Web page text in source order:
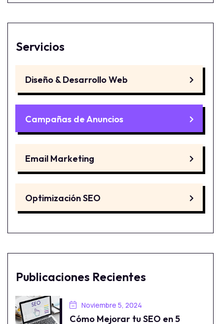
Servicios
Diseño & Desarrollo Web
Campañas de Anuncios
Email Marketing
Optimización SEO
Publicaciones Recientes
Noviembre 5, 2024
Cómo Mejorar tu SEO en 5